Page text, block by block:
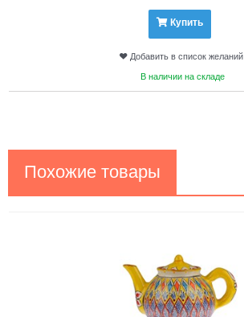
Купить
Добавить в список желаний
В наличии на складе
Похожие товары